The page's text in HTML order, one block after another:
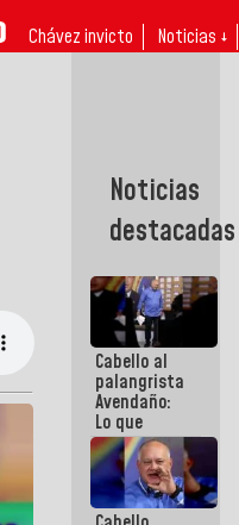
Chávez invicto Noticias ↓
Noticias
destacadas
Cabello al
palangrista
Avendaño:
Lo que
vayas a
escribir
hazlo hoy
por que no